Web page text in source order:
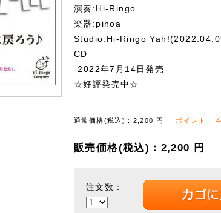
演奏:Hi-Ringo
楽器:pinoa
Studio:Hi-Ringo
CD
-2022年7月14日発売-
☆好評発売中☆
通常価格(税込)： 2,200 円 ポイント：
販売価格(税込)： 2,200 円
注文数：